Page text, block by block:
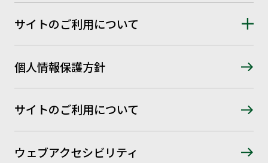
サイトのご利用について
個人情報保護方針
サイトのご利用について
ウェブアクセシビリティ